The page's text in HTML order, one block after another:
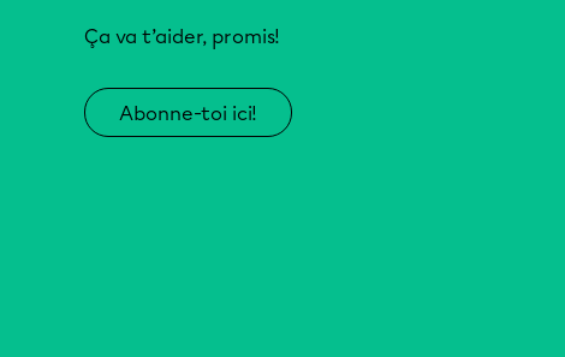
Ça va t’aider, promis!
Abonne-toi ici!